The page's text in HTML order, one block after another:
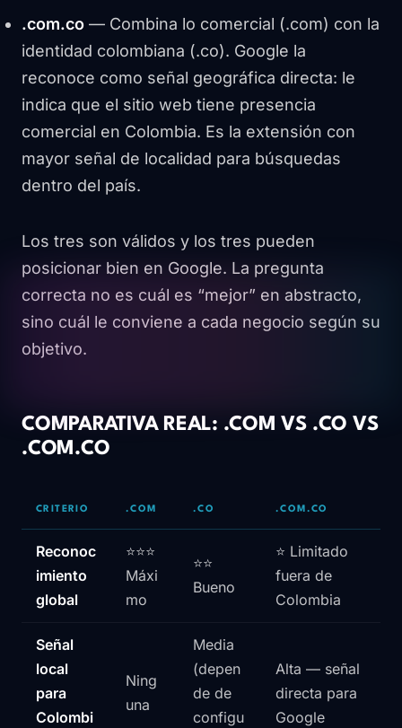
.com.co — Combina lo comercial (.com) con la
identidad colombiana (.co). Google la
reconoce como señal geográfica directa: le
indica que el sitio web tiene presencia
comercial en Colombia. Es la extensión con
mayor señal de localidad para búsquedas
dentro del país.
Los tres son válidos y los tres pueden
posicionar bien en Google. La pregunta
correcta no es cuál es “mejor” en abstracto,
sino cuál le conviene a cada negocio según su
objetivo.
COMPARATIVA REAL: .COM VS .CO VS
.COM.CO
CRITERIO .COM .CO .COM.CO
Reconoc
imiento
global
⭐⭐⭐
Máxi
mo
⭐⭐
Bueno
⭐ Limitado
fuera de
Colombia
Señal
local
para
Colombi
Ning
una
Media
(depen
de de
configu
Alta — señal
directa para
Google